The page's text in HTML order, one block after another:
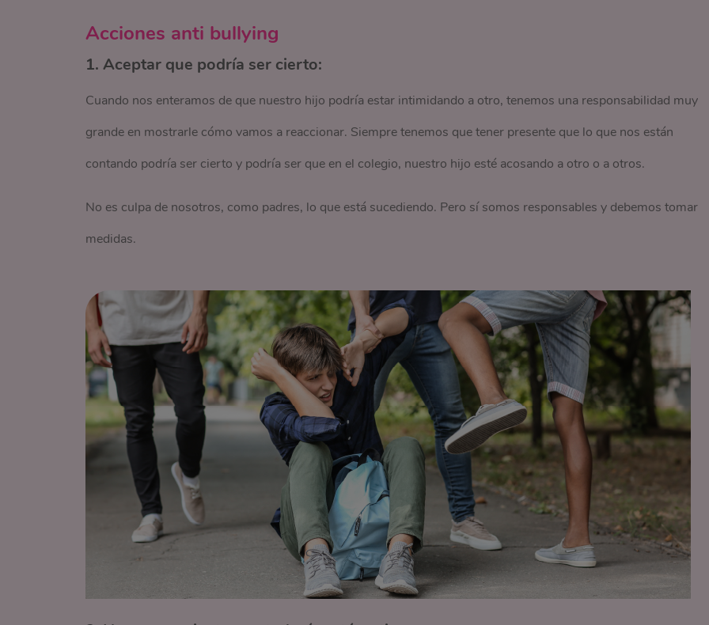
Acciones anti bullying
1. Aceptar que podría ser cierto:
Cuando nos enteramos de que nuestro hijo podría estar intimidando a otro, tenemos una responsabilidad muy
grande en mostrarle cómo vamos a reaccionar. Siempre tenemos que tener presente que lo que nos están
contando podría ser cierto y podría ser que en el colegio, nuestro hijo esté acosando a otro o a otros.
No es culpa de nosotros, como padres, lo que está sucediendo. Pero sí somos responsables y debemos tomar
medidas.